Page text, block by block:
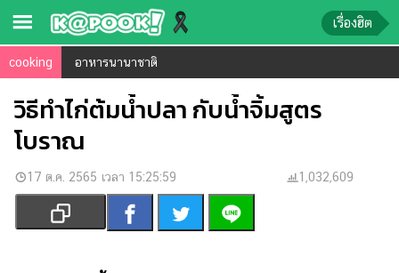
ข่าว-
ความ
รู้
ข่าว
บันเทิง
เรื่องฮิต
cooking อาหารนานาชาติ
วิธีทำไก่ต้มน้ำปลา กับน้ำจิ้มสูตร
โบราณ
17 ต.ค. 2565 เวลา 15:25:59 1,032,609